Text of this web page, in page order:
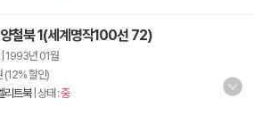
철북 1(세계명작100선 72)
1993년 01월
(12% 할인)
리트북| 상태 :중